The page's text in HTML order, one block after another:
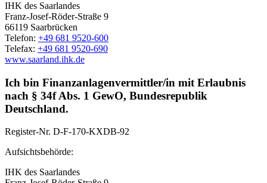
IHK des Saarlandes
Franz-Josef-Röder-Straße 9
66119 Saarbrücken
Telefon: +49 681 9520-600
Telefax: +49 681 9520-690
www.saarland.ihk.de
Ich bin Finanzanlagenvermittler/in mit Erlaubnis
nach § 34f Abs. 1 GewO, Bundesrepublik
Deutschland.
Register-Nr. D-F-170-KXDB-92
Aufsichtsbehörde:
IHK des Saarlandes